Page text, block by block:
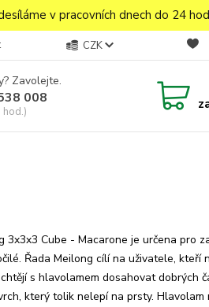
v pracovních dnech do 24
CZK
Zavolejte.
008
hod.)
3x3x3 Cube - Macarone je určena pro
Řada Meilong cílí na uživatele, kteří
s hlavolamem dosahovat dobrých
který tolik nelepí na prsty. Hlavolam